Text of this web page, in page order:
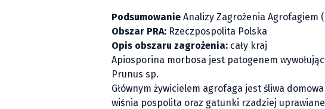
Podsumowanie Analizy Zagrożenia Agrofagiem
Obszar PRA: Rzeczpospolita Polska
Opis obszaru zagrożenia: cały kraj
Apiosporina morbosa jest patogenem
Prunus sp.
Głównym żywicielem agrofaga jest śliwa
wiśnia pospolita oraz gatunki rzadziej